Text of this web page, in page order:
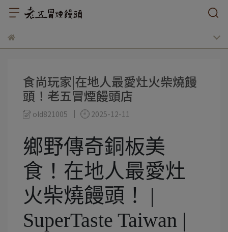
食尚玩家|在地人最愛灶火柴燒饅
頭！老五冒煙饅頭店
old821005 2025-12-11
鄉野傳奇銅板美
食！在地人最愛灶
火柴燒饅頭！ |
SuperTaste Taiwan |